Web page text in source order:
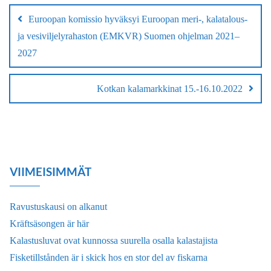
selaus
Euroopan komissio hyväksyi Euroopan meri-, kalatalous-
ja vesiviljelyrahaston (EMKVR) Suomen ohjelman 2021–
2027
Kotkan kalamarkkinat 15.-16.10.2022
VIIMEISIMMÄT
Ravustuskausi on alkanut
Kräftsäsongen är här
Kalastusluvat ovat kunnossa suurella osalla kalastajista
Fisketillstånden är i skick hos en stor del av fiskarna